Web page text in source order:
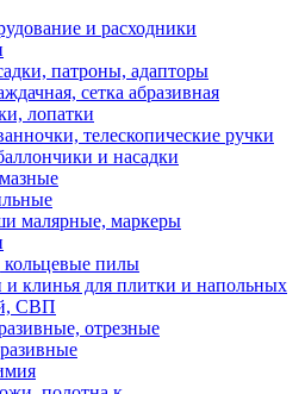
и расходники
патроны, адапторы
сетка абразивная
лопатки
телескопические ручки
и насадки
малярные, маркеры
пилы
и клинья для плитки и напольных
СВП
отрезные